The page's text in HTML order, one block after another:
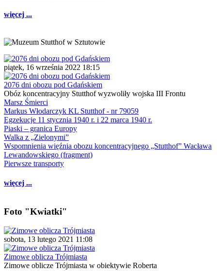
więcej ...
piątek, 16 września 2022 18:15
2076 dni obozu pod Gdańskiem
Obóz koncentracyjny Stutthof wyzwoliły wojska III Frontu
Marsz Śmierci
Markus Włodarczyk KL Stutthof - nr 79059
Egzekucje 11 stycznia 1940 r. i 22 marca 1940 r.
Piaski – granica Europy
Walka z „Zielonymi”
Wspomnienia więźnia obozu koncentracyjnego „Stutthof” Wacława
Lewandowskiego (fragment)
Pierwsze transporty
więcej ...
Foto "Kwiatki"
sobota, 13 lutego 2021 11:08
Zimowe oblicza Trójmiasta
Zimowe oblicze Trójmiasta w obiektywie Roberta